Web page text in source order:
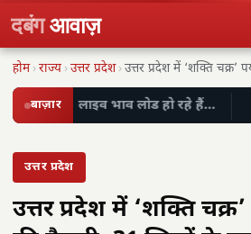
दबंगआवाज़
होम ›राज्य ›उत्तर प्रदेश ›
बाज़ार लाइव भाव लोड हो रहे हैं…
उत्तर प्रदेश
उत्तर प्रदेश में ‘शक्ति